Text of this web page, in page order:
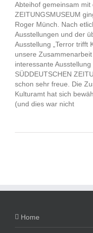
Abteihof gemeinsam mit
ZEITUNGSMUSEUM
Roger Münch. Nach
Ausstellungen und der
Ausstellung „Terror trifft
unsere
interessante
SÜDDEUTSCHEN
schon sehr freue. Die
Kulturamt hat sich
(und dies war nicht
Home